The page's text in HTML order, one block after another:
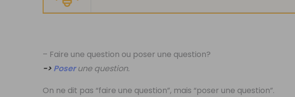
– Faire une question ou poser une question?
-> Poserune question.
On ne dit pas “faire une question”, mais “poser une question”.